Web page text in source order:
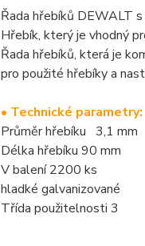
Řada hřebíků DEWALT
Hřebík, který je vhodný
Řada hřebíků, která je
pro použité hřebíky a
• Technické parametry:
Průměr hřebíku 3,1 mm
Délka hřebíku 90 mm
V balení 2200 ks
hladké galvanizované
Třída použitelnosti 3